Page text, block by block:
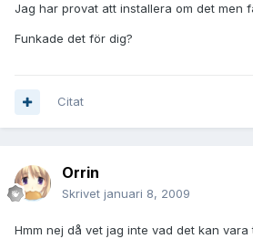
Jag har provat att installera om det men
Funkade det för dig?
Citat
Orrin
Skrivet januari 8, 2009
Hmm nej då vet jag inte vad det kan vara